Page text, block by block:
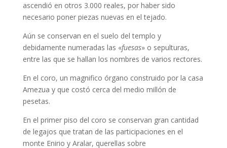
ascendió en otros 3.000 reales, por haber sido
necesario poner piezas nuevas en el tejado.
Aún se conservan en el suelo del templo y
debidamente numeradas las «fuesas» o sepulturas,
entre las que se hallan los nombres de varios rectores.
En el coro, un magnifico órgano construido por la casa
Amezua y que costó cerca del medio millón de
pesetas.
En el primer piso del coro se conservan gran cantidad
de legajos que tratan de las participaciones en el
monte Enirio y Aralar, querellas sobre